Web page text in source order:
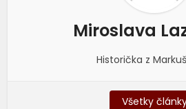
Miroslava
Historička z
Všetky